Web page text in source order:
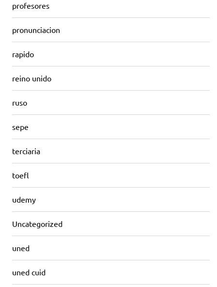
profesores
pronunciacion
rapido
reino unido
ruso
sepe
terciaria
toefl
udemy
Uncategorized
uned
uned cuid